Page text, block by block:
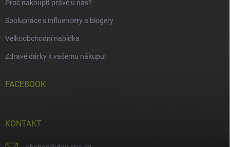
Proč nakoupit právě u nás?
Spolupráce s influencery a blogery
Velkoobchodní nabídka
Zdravé dárky k vašemu nákupu!
FACEBOOK
KONTAKT